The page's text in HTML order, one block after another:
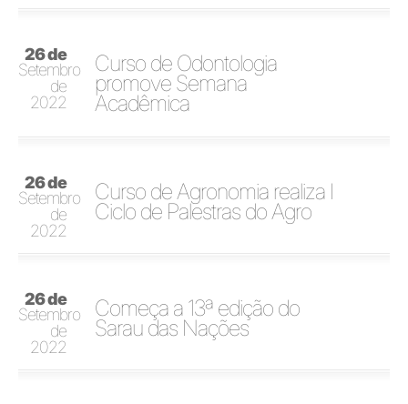
26 de
Setembro
de
2022
Curso de Odontologia
promove Semana
Acadêmica
26 de
Setembro
de
2022
Curso de Agronomia realiza I
Ciclo de Palestras do Agro
26 de
Setembro
de
2022
Começa a 13ª edição do
Sarau das Nações